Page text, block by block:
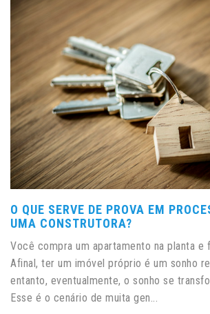
O QUE SERVE DE PROVA EM
UMA CONSTRUTORA?
Você compra um apartamento na planta e
Afinal, ter um imóvel próprio é um sonho
entanto, eventualmente, o sonho se
Esse é o cenário de muita gen...